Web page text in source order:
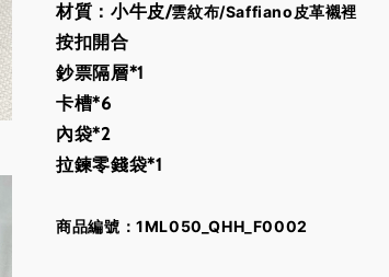
材質：小牛皮/雲紋布/Saffiano皮革襯裡
按扣開合
鈔票隔層*1
卡槽*6
內袋*2
拉鍊零錢袋*1
商品編號：1ML050_QHH_F0002